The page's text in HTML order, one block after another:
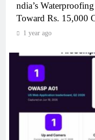
ndia’s
Toward Rs. 15,000
1 year ago